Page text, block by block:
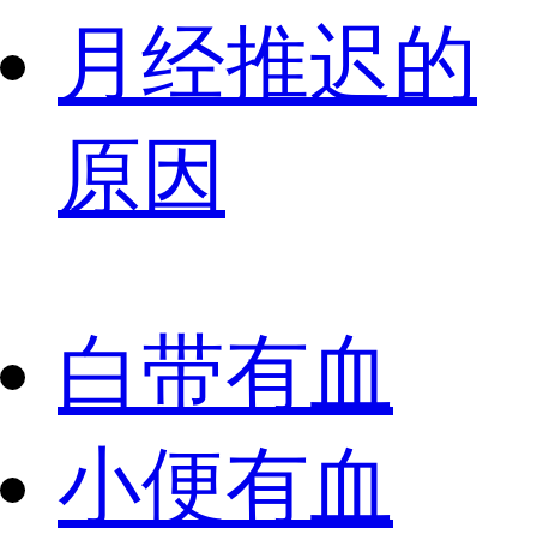
月经推迟的
原因
白带有血
小便有血